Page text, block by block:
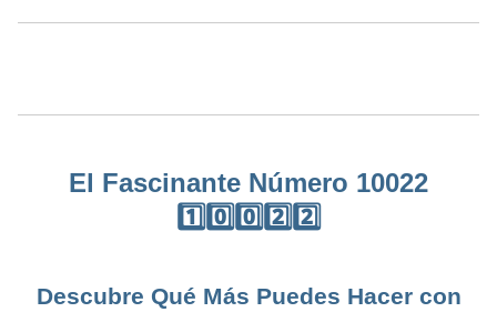
El Fascinante Número 10022
1️⃣0️⃣0️⃣2️⃣2️⃣
Descubre Qué Más Puedes Hacer con